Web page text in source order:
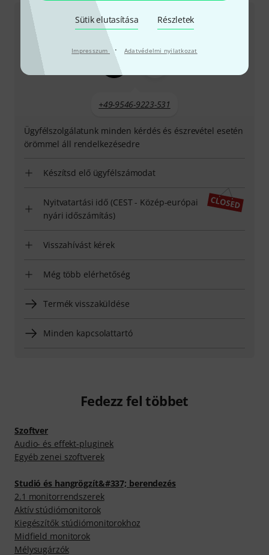
Sütik elutasítása Részletek
Impresszum · Adatvédelmi nyilatkozat
Ügyfélszolgálat - Magyarország
+49-9546-9223-531
Ügyfélszolgálatunk minden kérdés és észrevétel esetén
örömmel áll rendelkezésedre
Készítsd elő ügyfélszámodat
Nyitvatartási idő (CEST - Közép-európai
nyári időszámítás)
Visszahívást kérek
Még több elérhetőség
Termék visszaküldése
Minden kapcsolattartó
Fedezz fel többet
Szoftver
Audio- és effekt-pluginek
Egyéb zenei szoftverek
Studió és hangrögzít&#337; berendezés
2.1 monitorrendszerek
Aktív stúdiómonitorok
Kiegészítők stúdiómonitorokhoz
Midfield monitorok
Mélysugárzók